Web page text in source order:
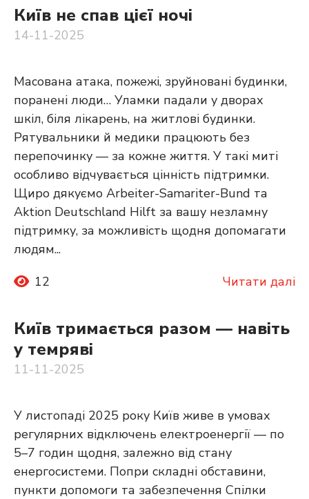
Київ не спав цієї ночі
14-11-2025
Масована атака, пожежі, зруйновані будинки,
поранені люди… Уламки падали у дворах
шкіл, біля лікарень, на житлові будинки.
Рятувальники й медики працюють без
перепочинку — за кожне життя. У такі миті
особливо відчувається цінність підтримки.
Щиро дякуємо Arbeiter-Samariter-Bund та
Aktion Deutschland Hilft за вашу незламну
підтримку, за можливість щодня допомагати
людям...
12
Читати далі
Київ тримається разом — навіть
у темряві
11-11-2025
У листопаді 2025 року Київ живе в умовах
регулярних відключень електроенергії — по
5–7 годин щодня, залежно від стану
енергосистеми. Попри складні обставини,
пункти допомоги та забезпечення Спілки